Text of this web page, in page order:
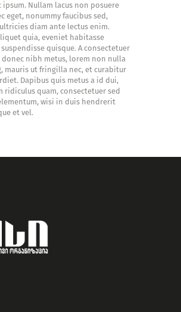
ipsum. Nullam lacus non posuere
eget, nonummy faucibus sed,
diam ante lectus enim.
quia, eveniet habitasse
quisque. A consectetuer
nibh metus, lorem non nulla
mauris ut fringilla nec, et curabitur
Dapibus quis metus a id dui,
ridiculus quam, consectetuer sed
wisi in duis hendrerit
et vel.